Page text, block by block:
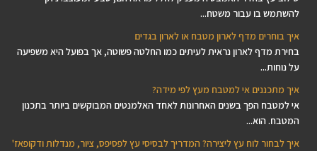
להשתמש בו עבור משטח...
איך בוחרים מדף לארון מטבח או לארון בגדים
בחירת מדף לארון נראית לעיתים כמו החלטה פשוטה, אך בפועל היא משפיעה
על נוחות...
איך מתכננים אי למטבח מעץ לפי מידה?
אי למטבח הפך בשנים האחרונות לאחד האלמנטים המבוקשים ביותר בתכנון
המטבח. הוא...
איך לבחור לוח עץ ליצירה? המדריך לבסיסי עץ לפסיפס, ציור, מנדלות ודקופאז'